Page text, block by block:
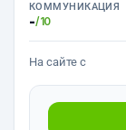
КОММУНИКАЦИЯ
-/10
На сайте с